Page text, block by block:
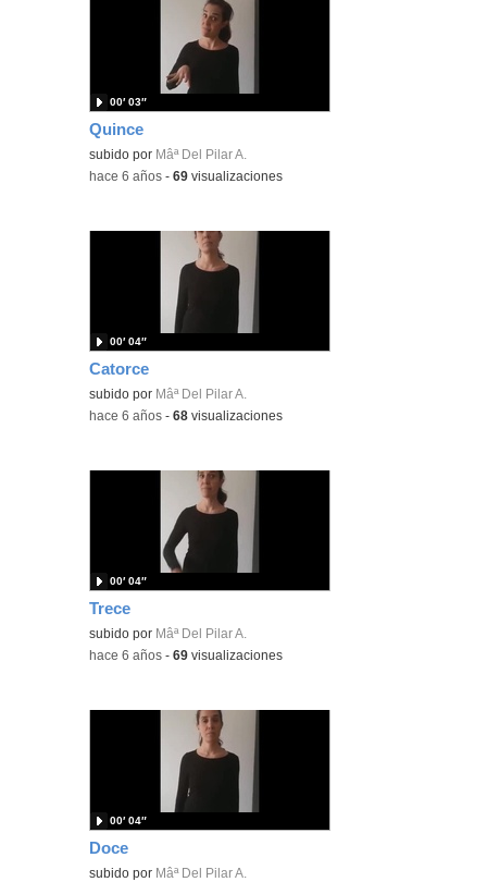
Quince
subido por Mâª Del Pilar A.
00′ 03″
-hace 6 años -69 visualizaciones
Catorce
subido por Mâª Del Pilar A.
00′ 04″
-hace 6 años -68 visualizaciones
Trece
subido por Mâª Del Pilar A.
00′ 04″
-hace 6 años -69 visualizaciones
Doce
subido por Mâª Del Pilar A.
00′ 04″